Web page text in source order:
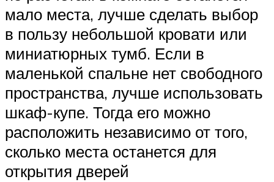
мало места, лучше сделать выбор
в пользу небольшой кровати или
миниатюрных тумб. Если в
маленькой спальне нет свободного
пространства, лучше использовать
шкаф-купе. Тогда его можно
расположить независимо от того,
сколько места останется для
открытия дверей